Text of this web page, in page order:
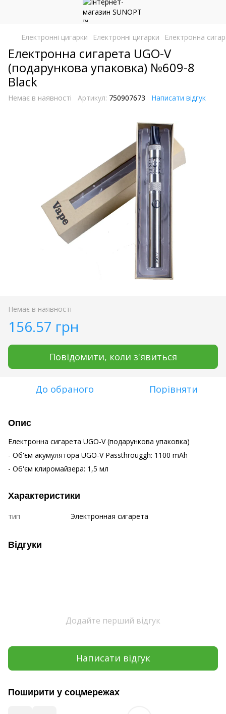
Електронні цигарки Електронні цигарки Електронна
Електронна сигарета UGO-V
(подарункова упаковка) №609-8
Black
Немає в наявності Артикул: 750907673 Написати відгук
Немає в наявності
156.57 грн
Повідомити, коли з'явиться
До обраного Порівняти
Опис
Електронна сигарета UGO-V (подарункова упаковка)
- Об'єм акумулятора UGO-V Passthrouggh: 1100 mAh
- Об'єм клиромайзера: 1,5 мл
Характеристики
тип Электронная сигарета
Відгуки
Додайте перший відгук
Написати відгук
Поширити у соцмережах